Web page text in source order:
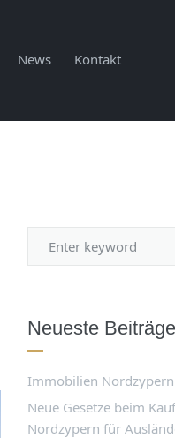
News Kontakt
Neueste Beiträge
Immobilien
Neue Gesetze beim
Nordzypern für